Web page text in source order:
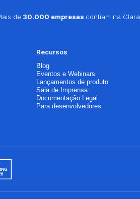
de 30.000 empresas confiam na Clara.
Recursos
Blog
Eventos e Webinars
Lançamentos de produto
Sala de Imprensa
Documentação Legal
Para desenvolvedores